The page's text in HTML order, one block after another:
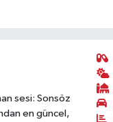
sesi: Sonsöz
en güncel,